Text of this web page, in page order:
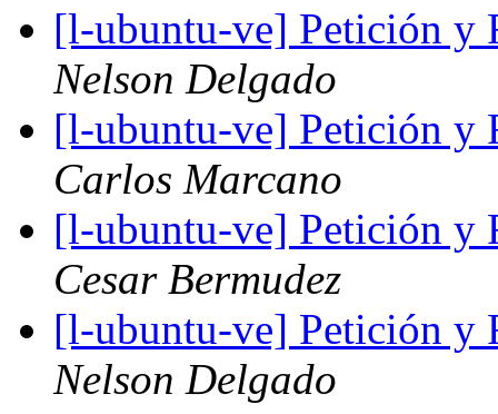
[l-ubuntu-ve] Petición y
Nelson Delgado
[l-ubuntu-ve] Petición y
Carlos Marcano
[l-ubuntu-ve] Petición y
Cesar Bermudez
[l-ubuntu-ve] Petición y
Nelson Delgado